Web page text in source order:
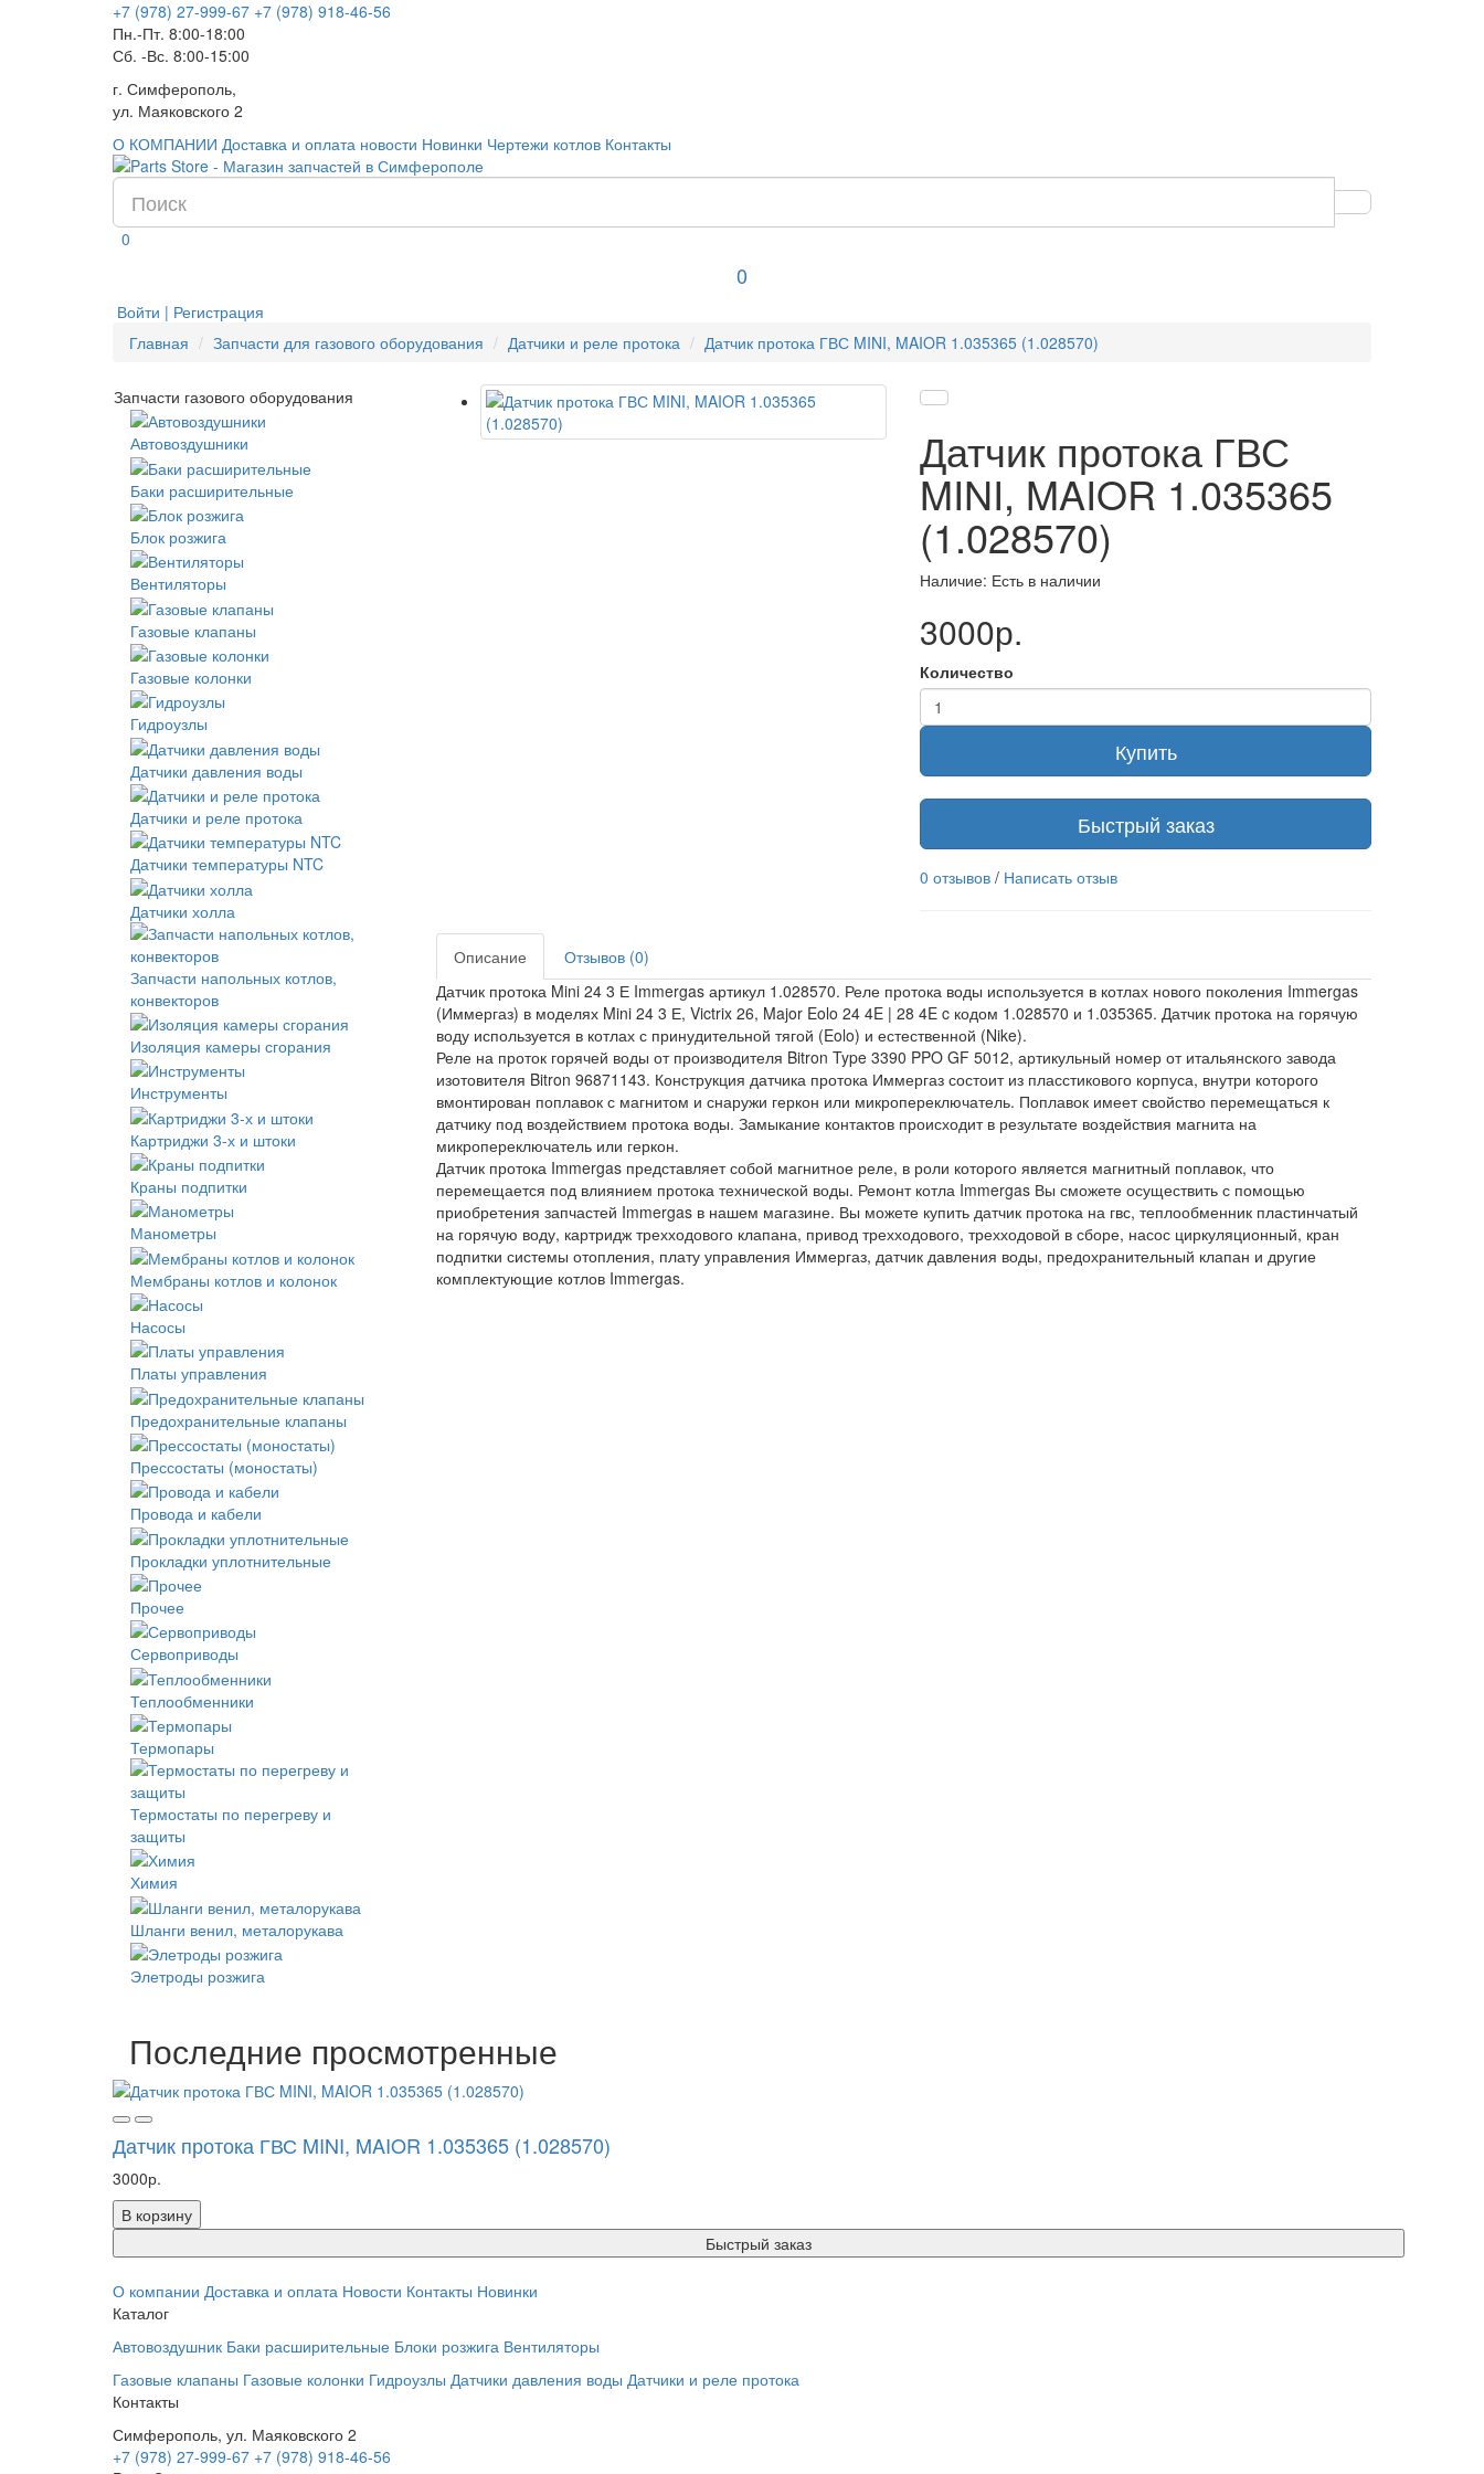
+7 (978) 27-999-67 +7 (978) 918-46-56
Пн.-Пт. 8:00-18:00
Сб. -Вс. 8:00-15:00
г. Симферополь,
ул. Маяковского 2
О КОМПАНИИ Доставка и оплата новости Новинки Чертежи котлов Контакты
0
0
Войти | Регистрация
Главная
Запчасти для газового оборудования Датчики и реле протока Датчик протока ГВС MINI, MAIOR 1.035365 (1.028570)
Запчасти газового оборудования
Автовоздушники
Баки расширительные
Блок розжига
Вентиляторы
Газовые клапаны
Газовые колонки
Гидроузлы
Датчики давления воды
Датчики и реле протока
Датчики температуры NTC
Датчики холла
Запчасти напольных котлов,
конвекторов
Изоляция камеры сгорания
Инструменты
Картриджи 3-х и штоки
Краны подпитки
Манометры
Мембраны котлов и колонок
Насосы
Платы управления
Предохранительные клапаны
Прессостаты (моностаты)
Провода и кабели
Прокладки уплотнительные
Прочее
Сервоприводы
Теплообменники
Термопары
Термостаты по перегреву и
защиты
Химия
Шланги венил, металорукава
Элетроды розжига
Датчик протока ГВС
MINI, MAIOR 1.035365
(1.028570)
Наличие: Есть в наличии
3000р.
Количество
Купить
Быстрый заказ
0 отзывов / Написать отзыв
Описание
Отзывов (0)
Датчик протока Mini 24 3 Е Immergas артикул 1.028570. Реле протока воды используется в котлах нового поколения Immergas
(Иммергаз) в моделях Mini 24 3 Е, Victrix 26, Major Eolo 24 4E | 28 4E c кодом 1.028570 и 1.035365. Датчик протока на горячую
воду используется в котлах с принудительной тягой (Eolo) и естественной (Nike).
Реле на проток горячей воды от производителя Bitron Type 3390 PPO GF 5012, артикульный номер от итальянского завода
изотовителя Bitron 96871143. Конструкция датчика протока Иммергаз состоит из пласстикового корпуса, внутри которого
вмонтирован поплавок с магнитом и снаружи геркон или микропереключатель. Поплавок имеет свойство перемещаться к
датчику под воздействием протока воды. Замыкание контактов происходит в результате воздействия магнита на
микропереключатель или геркон.
Датчик протока Immergas представляет собой магнитное реле, в роли которого является магнитный поплавок, что
перемещается под влиянием протока технической воды. Ремонт котла Immergas Вы сможете осуществить с помощью
приобретения запчастей Immergas в нашем магазине. Вы можете купить датчик протока на гвс, теплообменник пластинчатый
на горячую воду, картридж трехходового клапана, привод трехходового, трехходовой в сборе, насос циркуляционный, кран
подпитки системы отопления, плату управления Иммергаз, датчик давления воды, предохранительный клапан и другие
комплектующие котлов Immergas.
Последние просмотренные
Датчик протока ГВС MINI, MAIOR 1.035365 (1.028570)
3000р.
В корзину
Быстрый заказ
О компании Доставка и оплата Новости Контакты Новинки
Каталог
Автовоздушник Баки расширительные Блоки розжига Вентиляторы
Газовые клапаны Газовые колонки Гидроузлы Датчики давления воды Датчики и реле протока
Контакты
Симферополь, ул. Маяковского 2
+7 (978) 27-999-67 +7 (978) 918-46-56